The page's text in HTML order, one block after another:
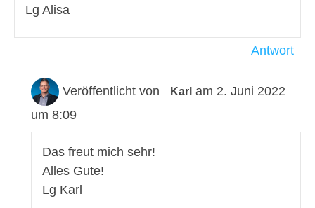
Lg Alisa
Antwort
Veröffentlicht von Karl am 2. Juni 2022
um 8:09
Das freut mich sehr!
Alles Gute!
Lg Karl